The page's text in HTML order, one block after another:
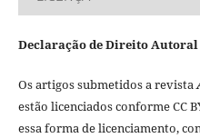
Declaração de Direito Autoral
Os artigos submetidos a revista
estão licenciados conforme CC
essa forma de licenciamento,